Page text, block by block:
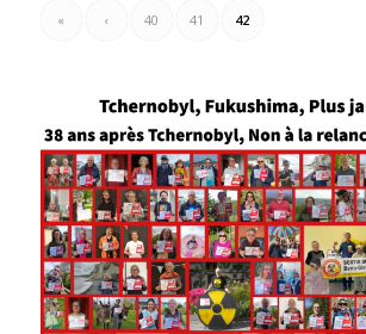
« ‹ 40 41 42